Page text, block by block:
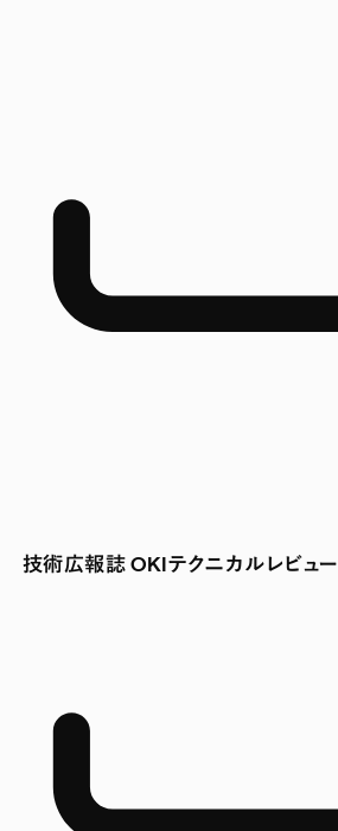
技術広報誌 OKIテクニカルレビュー